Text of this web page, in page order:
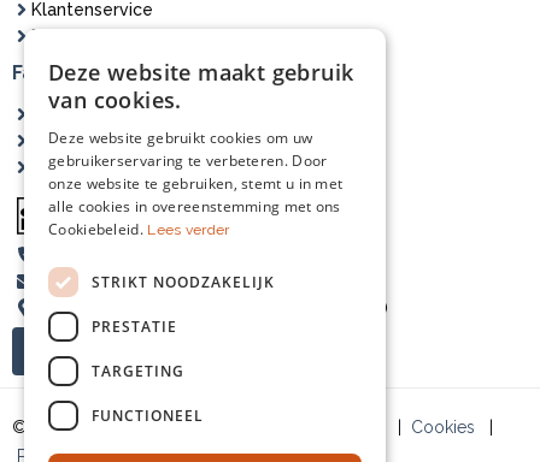
Klantenservice
Bezorging
Fasna Hout
Over ons
Projecten
Zagerij
info@fasnahout.nl
Koepad 21, 8161RX, Epe (op afspraak open)
F
e
b
I
s
a
g
© Fasna Hout 2024 |Algemene voorwaarden Cookies
Privacy|Retourbeleid
Deze website maakt gebruik
van cookies.
Deze website gebruikt cookies om uw
gebruikerservaring te verbeteren. Door
onze website te gebruiken, stemt u in met
alle cookies in overeenstemming met ons
Cookiebeleid. Lees verder
STRIKT NOODZAKELIJK
PRESTATIE
TARGETING
FUNCTIONEEL